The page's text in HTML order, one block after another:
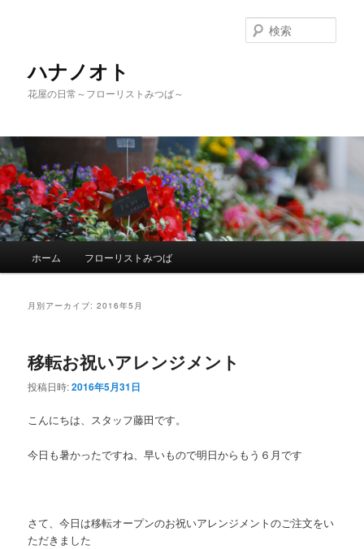
ハナノオト
花屋の日常～フローリストみつば～
索
メ
コ
へ
サ
ン
移
ホーム フローリストみつば
月別アーカイブ:2016年5月
移転お祝いアレンジメント
投稿日時:2016年5月31日
こんにちは、スタッフ藤田です。
今日も暑かったですね、早いもので明日からもう６月です
さて、今日は移転オープンのお祝いアレンジメントのご注文をい
ただきました